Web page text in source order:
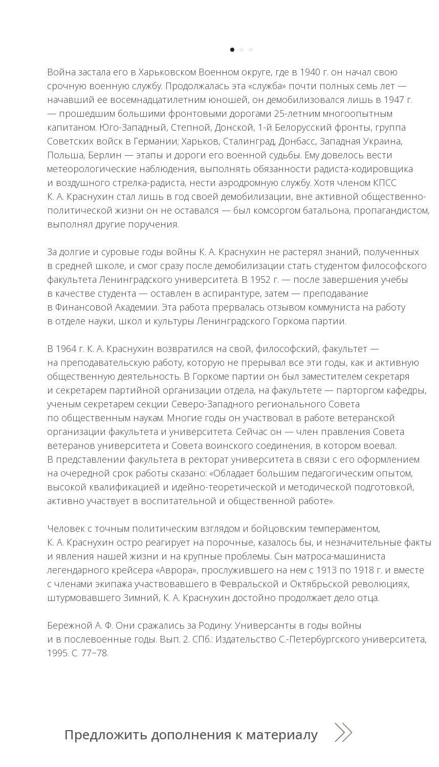
Война застала его в Харьковском Военном округе, где в 1940 г. он начал свою
срочную военную службу. Продолжалась эта «служба» почти полных семь лет —
начавший ее восемнадцатилетним юношей, он демобилизовался лишь в 1947 г.
— прошедшим большими фронтовыми дорогами 25-летним многоопытным
капитаном. Юго-Западный, Степной, Донской, 1-й Белорусский фронты, группа
Советских войск в Германии; Харьков, Сталинград, Донбасс, Западная Украина,
Польша, Берлин — этапы и дороги его военной судьбы. Ему довелось вести
метеорологические наблюдения, выполнять обязанности радиста-кодировщика
и воздушного стрелка-радиста, нести аэродромную службу. Хотя членом КПСС
К. А. Краснухин стал лишь в год своей демобилизации, вне активной общественно-
политической жизни он не оставался — был комсоргом батальона, пропагандистом,
выполнял другие поручения.
За долгие и суровые годы войны К. А. Краснухин не растерял знаний, полученных
в средней школе, и смог сразу после демобилизации стать студентом философского
факультета Ленинградского университета. В 1952 г. — после завершения учебы
в качестве студента — оставлен в аспирантуре, затем — преподавание
в Финансовой Академии. Эта работа прервалась отзывом коммуниста на работу
в отделе науки, школ и культуры Ленинградского Горкома партии.
В 1964 г. К. А. Краснухин возвратился на свой, философский, факультет —
на преподавательскую работу, которую не прерывал все эти годы, как и активную
общественную деятельность. В Горкоме партии он был заместителем секретаря
и секретарем партийной организации отдела, на факультете — парторгом кафедры,
ученым секретарем секции Северо-Западного регионального Совета
по общественным наукам. Многие годы он участвовал в работе ветеранской
организации факультета и университета. Сейчас он — член правления Совета
ветеранов университета и Совета воинского соединения, в котором воевал.
В представлении факультета в ректорат университета в связи с его оформлением
на очередной срок работы сказано: «Обладает большим педагогическим опытом,
высокой квалификацией и идейно-теоретической и методической подготовкой,
активно участвует в воспитательной и общественной работе».
Человек с точным политическим взглядом и бойцовским темпераментом,
К. А. Краснухин остро реагирует на порочные, казалось бы, и незначительные факты
и явления нашей жизни и на крупные проблемы. Сын матроса-машиниста
легендарного крейсера «Аврора», прослужившего на нем с 1913 по 1918 г. и вместе
с членами экипажа участвовавшего в Февральской и Октябрьской революциях,
штурмовавшего Зимний, К. А. Краснухин достойно продолжает дело отца.
Бережной А. Ф. Они сражались за Родину: Универсанты в годы войны
и в послевоенные годы. Вып. 2. СПб.: Издательство С.-Петербургского университета,
1995. С. 77−78.
Предложить дополнения к материалу